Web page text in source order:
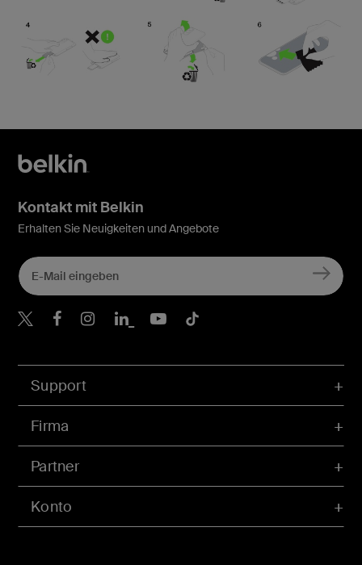
Konto
Support
Firma
Partner
Kontakt mit Belkin
Erhalten Sie Neuigkeiten und Angebote
Belkin Twitter
Belkin Facebook
Belkin Instagram
Belkin LinkedIn
Belkin Youtube
Belkin TikTok